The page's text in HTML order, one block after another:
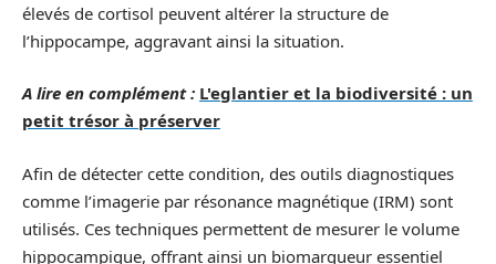
élevés de cortisol peuvent altérer la structure de
l’hippocampe, aggravant ainsi la situation.
A lire en complément : L'eglantier et la biodiversité : un
petit trésor à préserver
Afin de détecter cette condition, des outils diagnostiques
comme l’imagerie par résonance magnétique (IRM) sont
utilisés. Ces techniques permettent de mesurer le volume
hippocampique, offrant ainsi un biomarqueur essentiel